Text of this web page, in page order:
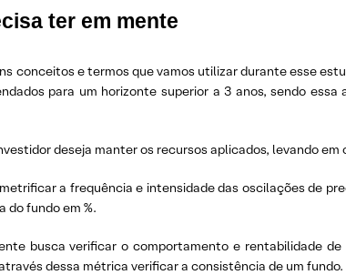
ter em mente
conceitos e termos que vamos utilizar durante esse
para um horizonte superior a 3 anos, sendo
deseja manter os recursos aplicados, levando
a frequência e intensidade das oscilações de
do fundo em %.
busca verificar o comportamento e rentabilidade
dessa métrica verificar a consistência de um fundo.